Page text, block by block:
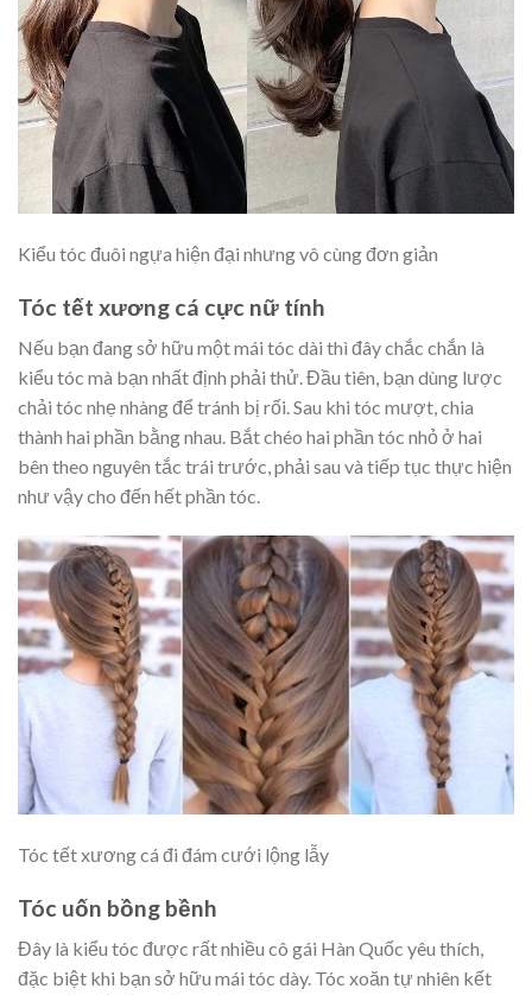
Kiểu tóc đuôi ngựa hiện đại nhưng vô cùng đơn giản
Tóc tết xương cá cực nữ tính
Nếu bạn đang sở hữu một mái tóc dài thì đây chắc chắn là
kiểu tóc mà bạn nhất định phải thử. Đầu tiên, bạn dùng lược
chải tóc nhẹ nhàng để tránh bị rối. Sau khi tóc mượt, chia
thành hai phần bằng nhau. Bắt chéo hai phần tóc nhỏ ở hai
bên theo nguyên tắc trái trước, phải sau và tiếp tục thực hiện
như vậy cho đến hết phần tóc.
Tóc tết xương cá đi đám cưới lộng lẫy
Tóc uốn bồng bềnh
Đây là kiểu tóc được rất nhiều cô gái Hàn Quốc yêu thích,
đặc biệt khi bạn sở hữu mái tóc dày. Tóc xoăn tự nhiên kết